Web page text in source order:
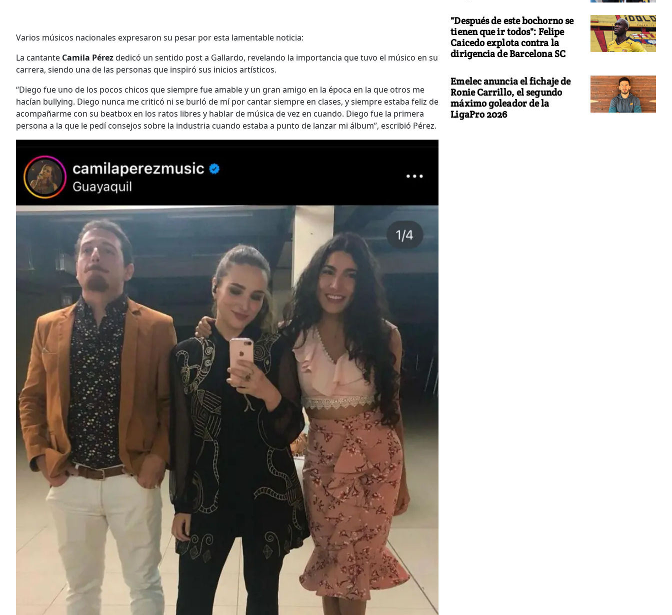
Varios músicos nacionales expresaron su pesar por esta lamentable noticia:
La cantante Camila Pérezdedicó un sentido post a Gallardo, revelando la importancia que tuvo el músico en su
carrera, siendo una de las personas que inspiró sus inicios artísticos.
“Diego fue uno de los pocos chicos que siempre fue amable y un gran amigo en la época en la que otros me
hacían bullying. Diego nunca me criticó ni se burló de mí por cantar siempre en clases, y siempre estaba feliz de
acompañarme con su beatbox en los ratos libres y hablar de música de vez en cuando. Diego fue la primera
persona a la que le pedí consejos sobre la industria cuando estaba a punto de lanzar mi álbum”, escribió Pérez.
"Después de este bochorno se
tienen que ir todos": Felipe
Caicedo explota contra la
dirigencia de Barcelona SC
Emelec anuncia el fichaje de
Ronie Carrillo, el segundo
máximo goleador de la
LigaPro 2026